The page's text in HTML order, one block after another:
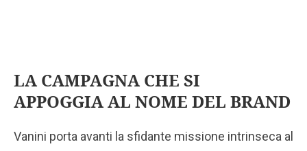
LA CAMPAGNA CHE SI
APPOGGIA AL NOME DEL BRAND
Vanini porta avanti la sfidante missione intrinseca al